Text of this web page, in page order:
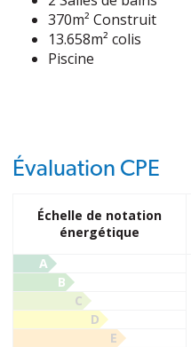
370m² Construit
13.658m² colis
Piscine
Évaluation CPE
Échelle de notation
énergétique
A
B
C
D
E